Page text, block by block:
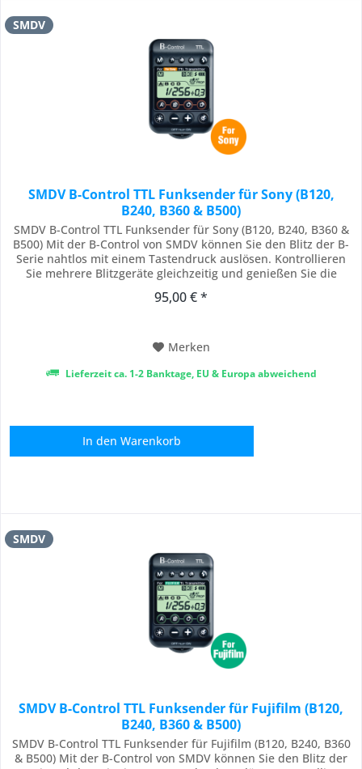
SMDV
SMDV B-Control TTL Funksender für Sony (B120,
B240, B360 & B500)
SMDV B-Control TTL Funksender für Sony (B120, B240, B360 &
B500) Mit der B-Control von SMDV können Sie den Blitz der B-
Serie nahtlos mit einem Tastendruck auslösen. Kontrollieren
Sie mehrere Blitzgeräte gleichzeitig und genießen Sie die
Nutzen Sie die B-Control , um Ihre fotografischen Fähigkeiten
95,00 € *
Merken
Lieferzeit ca. 1-2 Banktage, EU & Europa abweichend
In den Warenkorb
SMDV
SMDV B-Control TTL Funksender für Fujifilm (B120,
B240, B360 & B500)
SMDV B-Control TTL Funksender für Fujifilm (B120, B240, B360
& B500) Mit der B-Control von SMDV können Sie den Blitz der